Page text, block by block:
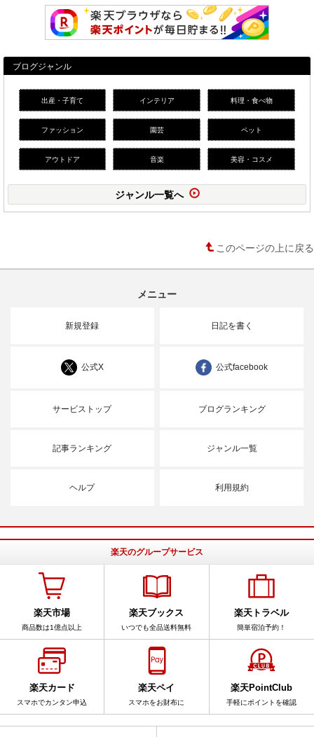
ブログジャンル
出産・子育て インテリア 料理・食べ物
ファッション 園芸 ペット
アウトドア 音楽 美容・コスメ
ジャンル一覧へ
このページの上に戻る
メニュー
新規登録 日記を書く
公式X 公式facebook
サービストップ ブログランキング
記事ランキング ジャンル一覧
ヘルプ 利用規約
楽天のグループサービス
楽天市場
商品数は1億点以上
楽天ブックス
いつでも全品送料無料
楽天トラベル
簡単宿泊予約！
楽天カード
スマホでカンタン申込
楽天ペイ
スマホをお財布に
楽天PointClub
手軽にポイントを確認